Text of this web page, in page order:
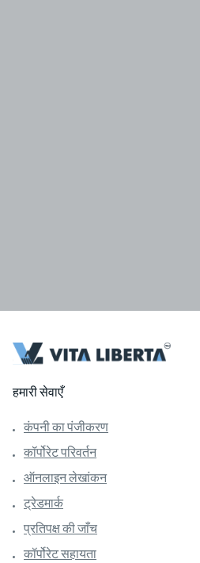
हमारी सेवाएँ
कंपनी का पंजीकरण
कॉर्पोरेट परिवर्तन
ऑनलाइन लेखांकन
ट्रेडमार्क
प्रतिपक्ष की जाँच
कॉर्पोरेट सहायता